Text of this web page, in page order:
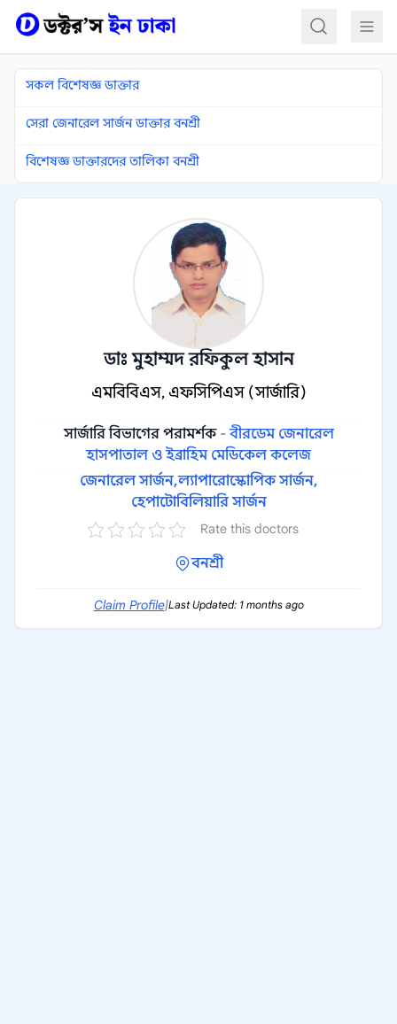
সকল বিশেষজ্ঞ ডাক্তার
সেরা জেনারেল সার্জন ডাক্তার বনশ্রী
বিশেষজ্ঞ ডাক্তারদের তালিকা বনশ্রী
ডাঃ মুহাম্মদ রফিকুল হাসান
এমবিবিএস, এফসিপিএস (সার্জারি)
সার্জারি বিভাগের পরামর্শক -বীরডেম জেনারেল
হাসপাতাল ও ইব্রাহিম মেডিকেল কলেজ
জেনারেল সার্জন,ল্যাপারোস্কোপিক সার্জন,
হেপাটোবিলিয়ারি সার্জন
Rate this doctors
বনশ্রী
Claim Profile|Last Updated: 1 months ago